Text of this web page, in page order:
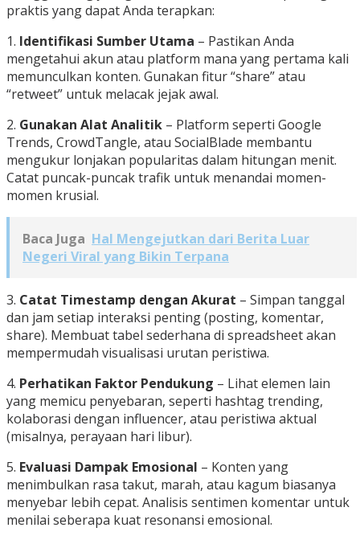
praktis yang dapat Anda terapkan:
1. Identifikasi Sumber Utama – Pastikan Anda
mengetahui akun atau platform mana yang pertama kali
memunculkan konten. Gunakan fitur “share” atau
“retweet” untuk melacak jejak awal.
2. Gunakan Alat Analitik – Platform seperti Google
Trends, CrowdTangle, atau SocialBlade membantu
mengukur lonjakan popularitas dalam hitungan menit.
Catat puncak-puncak trafik untuk menandai momen-
momen krusial.
Baca Juga Hal Mengejutkan dari Berita Luar
Negeri Viral yang Bikin Terpana
3. Catat Timestamp dengan Akurat – Simpan tanggal
dan jam setiap interaksi penting (posting, komentar,
share). Membuat tabel sederhana di spreadsheet akan
mempermudah visualisasi urutan peristiwa.
4. Perhatikan Faktor Pendukung – Lihat elemen lain
yang memicu penyebaran, seperti hashtag trending,
kolaborasi dengan influencer, atau peristiwa aktual
(misalnya, perayaan hari libur).
5. Evaluasi Dampak Emosional – Konten yang
menimbulkan rasa takut, marah, atau kagum biasanya
menyebar lebih cepat. Analisis sentimen komentar untuk
menilai seberapa kuat resonansi emosional.